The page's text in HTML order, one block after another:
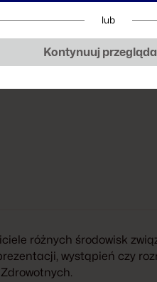
różnych środowisk
wystąpień czy
lub
Kontynuuj